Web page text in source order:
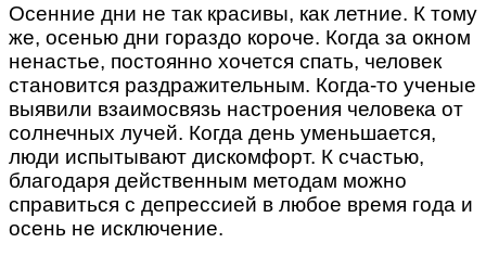
Осенние дни не так красивы, как летние. К тому
же, осенью дни гораздо короче. Когда за окном
ненастье, постоянно хочется спать, человек
становится раздражительным. Когда-то ученые
выявили взаимосвязь настроения человека от
солнечных лучей. Когда день уменьшается,
люди испытывают дискомфорт. К счастью,
благодаря действенным методам можно
справиться с депрессией в любое время года и
осень не исключение.